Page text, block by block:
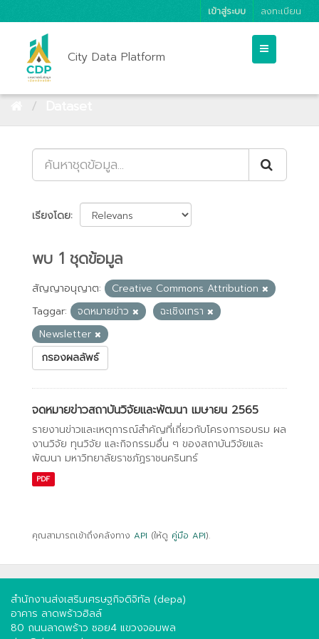
เข้าสู่ระบบ ลงทะเบียน
City Data Platform
เรียงโดย
พบ 1 ชุดข้อมูล
สัญญาอนุญาต:
Creative Commons Attribution
Taggar:
จดหมายข่าว
ฉะเชิงเทรา
Newsletter
กรองผลลัพธ์
จดหมายข่าวสถาบันวิจัยและพัฒนา เมษายน 2565
รายงานข่าวและเหตุการณ์สำคัญที่เกี่ยวกับโครงการอบรม ผล
งานวิจัย ทุนวิจัย และกิจกรรมอื่น ๆ ของสถาบันวิจัยและ
พัฒนา มหาวิทยาลัยราชภัฏราชนครินทร์
PDF
คุณสามารถเข้าถึงคลังทาง API (ให้ดู คู่มือ API).
สำนักงานส่งเสริมเศรษฐกิจดิจิทัล (depa)
อาคาร ลาดพร้าวฮิลล์
80 ถนนลาดพร้าว ซอย4 แขวงจอมพล